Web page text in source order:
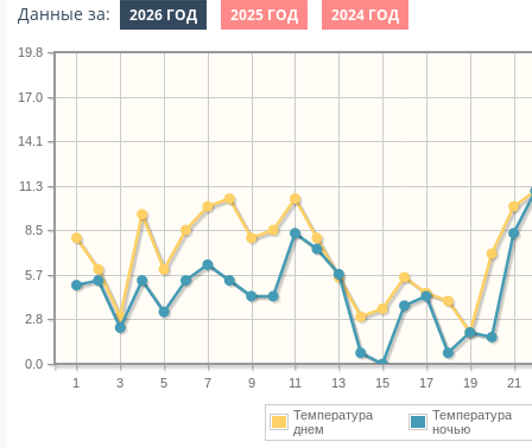
Данные за: 2026 ГОД 2025 ГОД 2024 ГОД
1 3 5 7 9 11 13 15 17 19 21
0.0
2.8
5.7
8.5
11.3
14.1
17.0
19.8
Температура
днем
Температура
ночью